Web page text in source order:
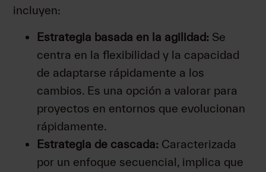
incluyen:
Estrategia basada en la agilidad: Se
centra en la flexibilidad y la capacidad
de adaptarse rápidamente a los
cambios. Es una opción a valorar para
proyectos en entornos que evolucionan
rápidamente.
Estrategia de cascada: Caracterizada
por un enfoque secuencial, implica que